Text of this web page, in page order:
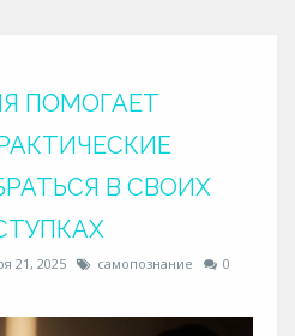
ПОМОГАЕТ
В СВОИХ
21, 2025 самопознание
0